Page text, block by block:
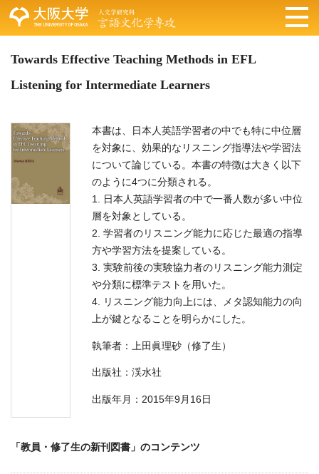
Towards Effective Teaching Methods in EFL
Listening for Intermediate Learners
本書は、日本人英語学習者の中でも特に中位層
を対象に、効果的なリスニング指導法や学習法
について論じている。本書の特徴は大きく以下
のように4つに分類される。
1. 日本人英語学習者の中で一番人数が多い中位
層を対象としている。
2. 学習者のリスニング能力に応じた最適の指導
方や学習方法を提案している。
3. 実験前後の実験協力者のリスニング能力測定
や分類に標準テストを用いた。
4. リスニング能力向上には、メタ認知能力の向
上が鍵となることを明らかにした。
執筆者：上田眞理砂（修了生）
出版社：渓水社
出版年月：2015年9月16日
「教員・修了生の新刊図書」のコンテンツ